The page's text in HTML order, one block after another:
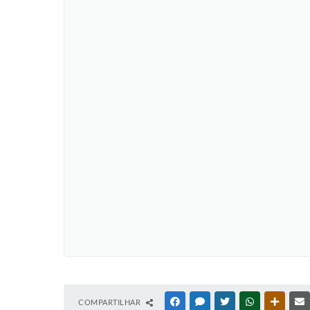
COMPARTILHAR FACEBOOKMESSENGER
TWITTERWHATSAPP